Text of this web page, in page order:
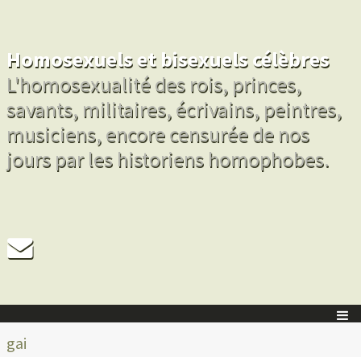
Homosexuels et bisexuels célèbres
L'homosexualité des rois, princes,
savants, militaires, écrivains, peintres,
musiciens, encore censurée de nos
jours par les historiens homophobes.
gai